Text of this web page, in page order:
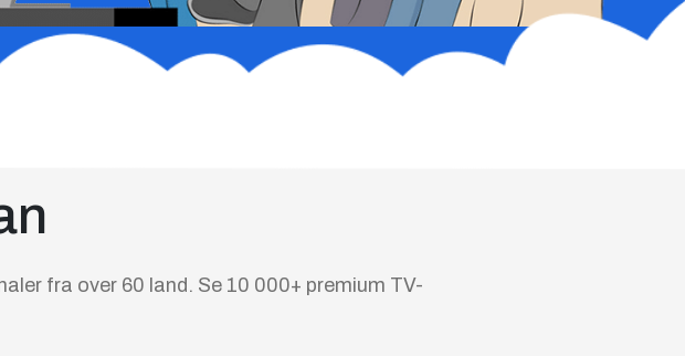
fra over 60 land. Se 10 000+ premium TV-